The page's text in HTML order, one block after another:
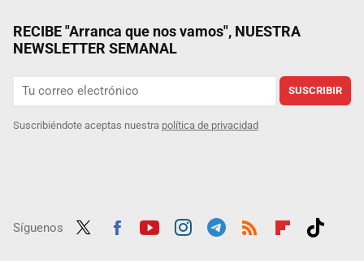
RECIBE "Arranca que nos vamos", NUESTRA
NEWSLETTER SEMANAL
SUSCRIBIR
Suscribiéndote aceptas nuestra política de privacidad
Síguenos